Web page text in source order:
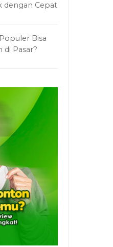
dengan Cepat
Bisa
di Pasar?